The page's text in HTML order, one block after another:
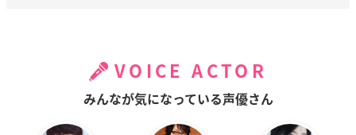
VOICE ACTOR
みんなが気になっている声優さん